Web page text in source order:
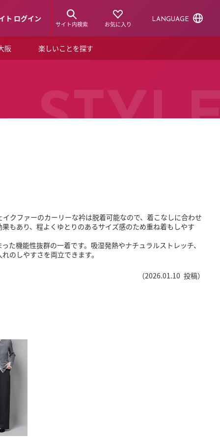
ト ログイン
サイト内検索 お気に入り
LANGUAGE
阪
たい方）
働きたい
楽しいことを探す
ショップニュース
ルクアスタイル
クファーのカーリーな衿は脱着可能なので、着こなしに合わせ
もあり、程よくゆとりのあるサイズ感のため重ね着もしやす
た機能性抜群の一着です。吸湿発熱やナチュラルストレッチ、
のしやすさを両立できます。
（2026.01.10 投稿）